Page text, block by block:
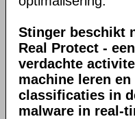
Stinger beschikt
Real Protect -
verdachte
machine leren
classificaties in
malware in real-